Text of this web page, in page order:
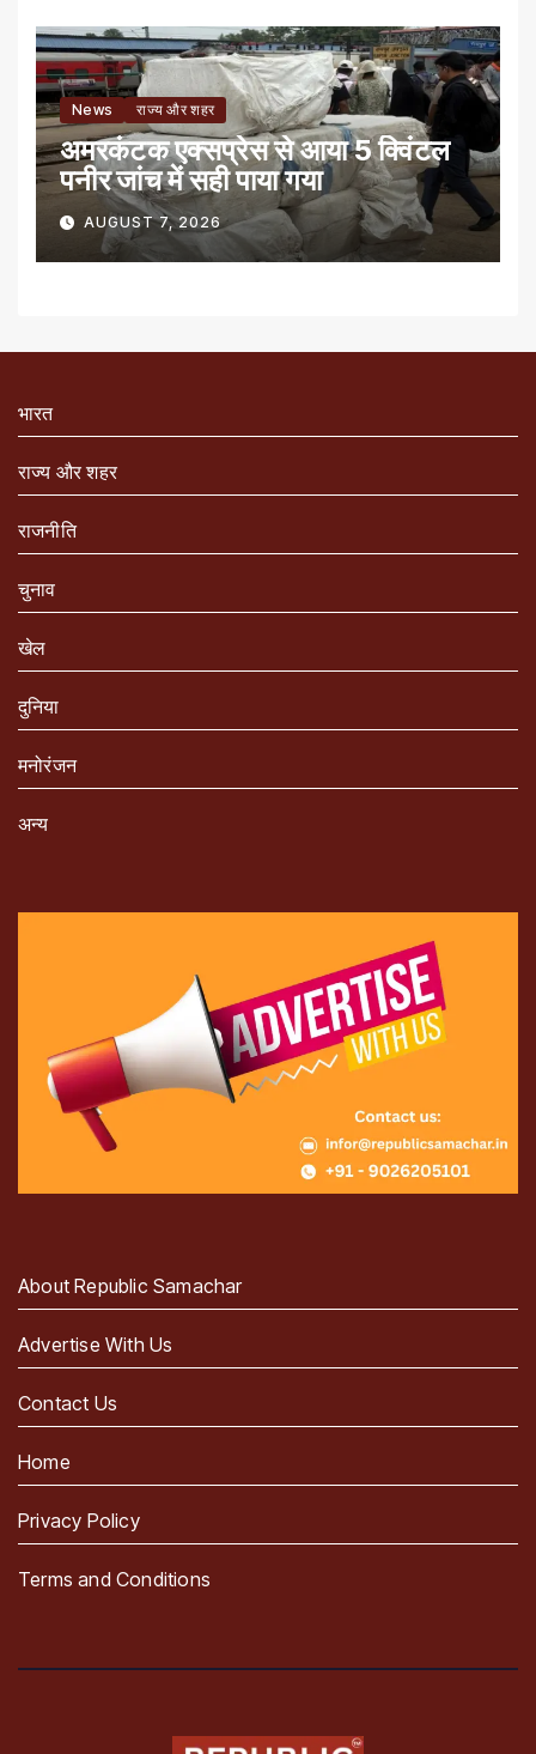
News राज्य और शहर
अमरकंटक एक्सप्रेस से आया 5 क्विंटल
पनीर जांच में सही पाया गया
AUGUST 7, 2026
भारत
राज्य और शहर
राजनीति
चुनाव
खेल
दुनिया
मनोरंजन
अन्य
About Republic Samachar
Advertise With Us
Contact Us
Home
Privacy Policy
Terms and Conditions